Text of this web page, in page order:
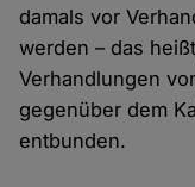
damals vor
werden – das
Verhandlungen
gegenüber dem
entbunden.